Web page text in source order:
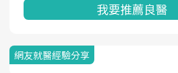
我要推薦良醫
網友就醫經驗分享